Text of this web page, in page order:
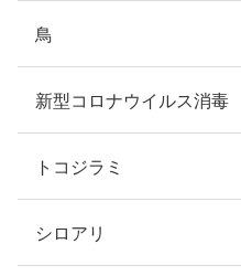
鳥
新型コロナウイルス消毒
トコジラミ
シロアリ